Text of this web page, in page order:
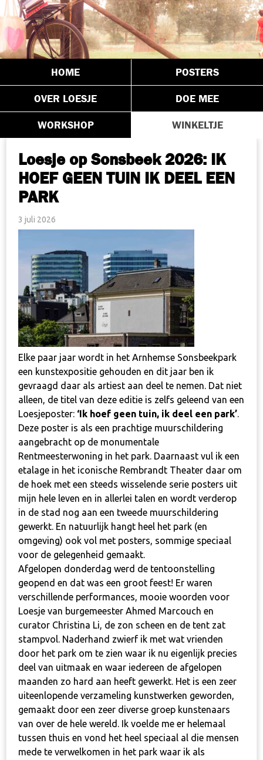
HOME POSTERS
OVER LOESJE DOE MEE
WORKSHOP WINKELTJE
Loesje op Sonsbeek 2026: IK
HOEF GEEN TUIN IK DEEL EEN
PARK
3 juli 2026
Elke paar jaar wordt in het Arnhemse Sonsbeekpark
een kunstexpositie gehouden en dit jaar ben ik
gevraagd daar als artiest aan deel te nemen. Dat niet
alleen, de titel van deze editie is zelfs geleend van een
Loesjeposter: ‘Ik hoef geen tuin, ik deel een park’.
Deze poster is als een prachtige muurschildering
aangebracht op de monumentale
Rentmeesterwoning in het park. Daarnaast vul ik een
etalage in het iconische Rembrandt Theater daar om
de hoek met een steeds wisselende serie posters uit
mijn hele leven en in allerlei talen en wordt verderop
in de stad nog aan een tweede muurschildering
gewerkt. En natuurlijk hangt heel het park (en
omgeving) ook vol met posters, sommige speciaal
voor de gelegenheid gemaakt.
Afgelopen donderdag werd de tentoonstelling
geopend en dat was een groot feest! Er waren
verschillende performances, mooie woorden voor
Loesje van burgemeester Ahmed Marcouch en
curator Christina Li, de zon scheen en de tent zat
stampvol. Naderhand zwierf ik met wat vrienden
door het park om te zien waar ik nu eigenlijk precies
deel van uitmaak en waar iedereen de afgelopen
maanden zo hard aan heeft gewerkt. Het is een zeer
uiteenlopende verzameling kunstwerken geworden,
gemaakt door een zeer diverse groep kunstenaars
van over de hele wereld. Ik voelde me er helemaal
tussen thuis en vond het heel speciaal al die mensen
mede te verwelkomen in het park waar ik als